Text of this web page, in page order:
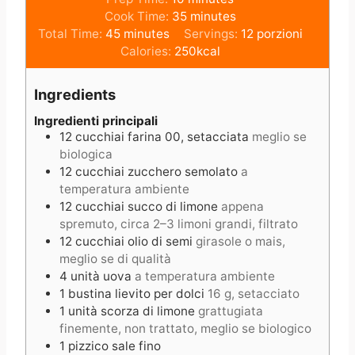
i
n
u
t
Cook Time: 35m
i
n
u
minutes
Total Time: 45m
i
n
e
s
minutes Servings: 12 porzioni
Calories: 250kcal
Ingredients
Ingredienti principali
12 cucchiai farina 00, setacciata meglio se
biologica
12 cucchiai zucchero semolato a
temperatura ambiente
12 cucchiai succo di limone appena
spremuto, circa 2–3 limoni grandi, filtrato
12 cucchiai olio di semi girasole o mais,
meglio se di qualità
4 unità uova a temperatura ambiente
1 bustina lievito per dolci 16 g, setacciato
1 unità scorza di limone grattugiata
finemente, non trattato, meglio se biologico
1 pizzico sale fino